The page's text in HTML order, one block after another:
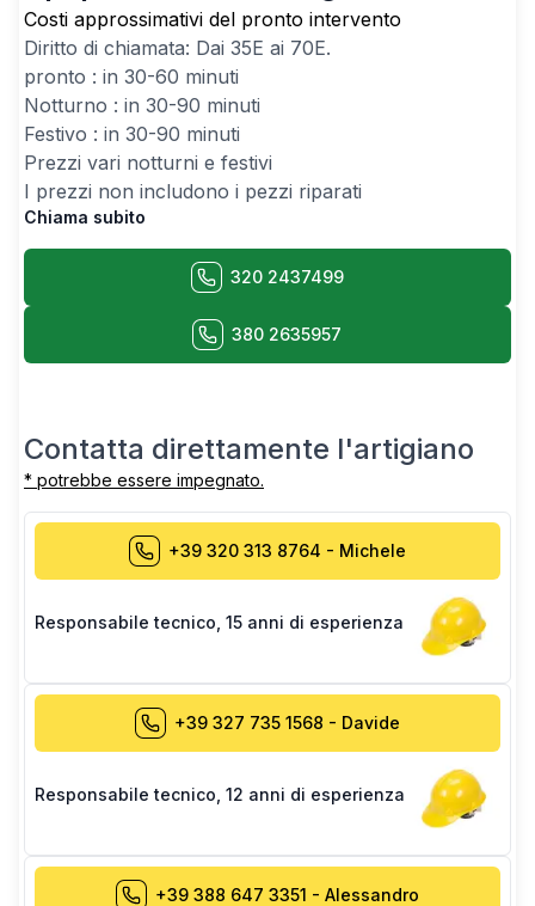
Costi approssimativi del pronto intervento
Diritto di chiamata: Dai 35E ai 70E.
pronto : in 30-60 minuti
Notturno : in 30-90 minuti
Festivo : in 30-90 minuti
Prezzi vari notturni e festivi
I prezzi non includono i pezzi riparati
Chiama subito
320 2437499
380 2635957
Contatta direttamente l'artigiano
* potrebbe essere impegnato.
+39 320 313 8764 - Michele
Responsabile tecnico 15 anni di esperienza
+39 327 735 1568 - Davide
Responsabile tecnico 12 anni di esperienza
+39 388 647 3351 - Alessandro